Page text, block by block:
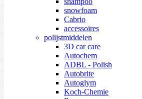
snowfoam
Cabrio
accessoires
polijstmiddelen
3D car care
Autochem
ADBL - Polish
Autobrite
Autoglym
Koch-Chemie